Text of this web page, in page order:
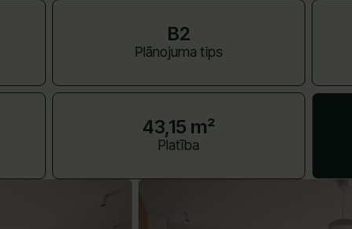
B2
Plānojuma tips
43,15 m²
Platība